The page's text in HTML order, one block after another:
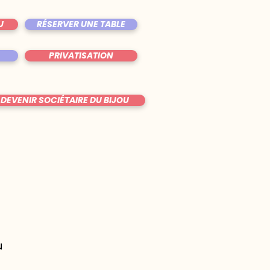
RÉSERVER UNE TABLE
PRIVATISATION
DEVENIR SOCIÉTAIRE DU BIJOU